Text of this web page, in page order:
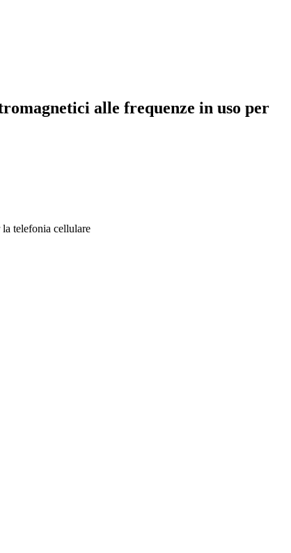
alle frequenze in uso per
telefonia cellulare